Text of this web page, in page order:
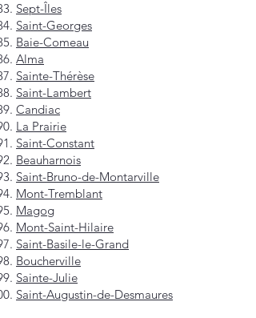
Sept-Îles
Saint-Georges
Baie-Comeau
Alma
Sainte-Thérèse
Saint-Lambert
Candiac
La Prairie
Saint-Constant
Beauharnois
Saint-Bruno-de-Montarville
Mont-Tremblant
Magog
Mont-Saint-Hilaire
Saint-Basile-le-Grand
Boucherville
Sainte-Julie
Saint-Augustin-de-Desmaures